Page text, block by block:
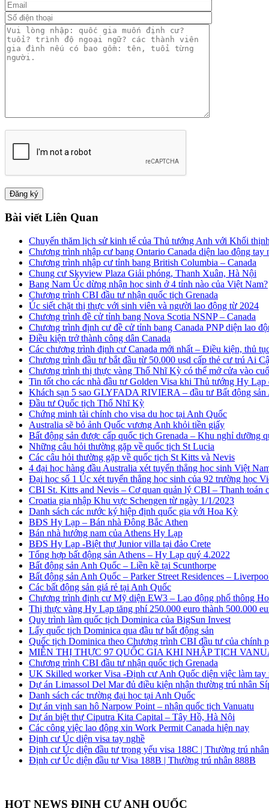
Bài viết Liên Quan
Chuyến thăm lịch sử kinh tế của Thủ tướng Anh với Khối
Chương trình nhập cư bang Ontario Canada diện lao động tay
Chương trình nhập cư tỉnh bang British Columbia – Canada
Chung cư Skyview Plaza Giải phóng, Thanh Xuân, Hà Nội
Bang Nam Úc dừng nhận học sinh ở 4 tỉnh nào của Việt Nam?
Chương trình CBI đầu tư nhận quốc tịch Grenada
Úc siết chặt thị thực với sinh viên và người lao động từ 2024
Chương trình đề cử tỉnh bang Nova Scotia NSNP – Canada
Chương trình định cư đề cử tỉnh bang Canada PNP diện lao
Điều kiện trở thành công dân Canada
Các chương trình định cư Canada mới nhất – Điều kiện, thủ
Chương trình đầu tư bắt đầu từ 50.000 usd cấp thẻ cư trú Ai
Chương trình thị thực vàng Thổ Nhĩ Kỳ có thể mở cửa vào
Tin tốt cho các nhà đầu tư Golden Visa khi Thủ tướng Hy Lạp
Khách sạn 5 sao GLYFADA RIVIERA – đầu tư Bất động sản
Đầu tư Quốc tịch Thổ Nhĩ Kỳ
Chứng minh tài chính cho visa du học tại Anh Quốc
Australia sẽ bỏ ảnh Quốc vương Anh khỏi tiền giấy
Bất động sản được cấp quốc tịch Grenada – Khu nghỉ dưỡng
Những câu hỏi thường gặp về quốc tịch St Lucia
Các câu hỏi thường gặp về quốc tịch St Kitts và Nevis
4 đại học hàng đầu Australia xét tuyển thẳng học sinh Việt
Đại học số 1 Úc xét tuyển thẳng học sinh của 92 trường học
CBI St. Kitts and Nevis – Cơ quan quản lý CBI – Thanh toán
Croatia gia nhập Khu vực Schengen từ ngày 1/1/2023
Danh sách các nước ký hiệp định quốc gia với Hoa Kỳ
BĐS Hy Lạp – Bán nhà Đông Bắc Athen
Bán nhà hướng nam của Athens Hy Lạp
BĐS Hy Lạp -Biệt thự Junior villa tại đảo Crete
Tổng hợp bất động sản Athens – Hy Lạp quý 4.2022
Bất động sản Anh Quốc – Liền kề tại Scunthorpe
Bất động sản Anh Quốc – Parker Street Residences –
Các bất động sản giá rẻ tại Anh Quốc
Chương trình định cư Mỹ diện EW3 – Lao động phổ thông
Thị thực vàng Hy Lạp tăng phí 250.000 euro thành 500.000
Quy trình làm quốc tịch Dominica của BigSun Invest
Lấy quốc tịch Dominica qua đầu tư bất động sản
Quốc tịch Dominica theo Chương trình CBI đầu tư của chính
MIỄN THỊ THỰC 97 QUỐC GIA KHI NHẬP TỊCH
Chương trình CBI đầu tư nhận quốc tịch Grenada
UK Skilled worker Visa -Định cư Anh Quốc diện việc làm tay
Dự án Limassol Del Mar đủ điều kiện nhận thường trú nhân
Danh sách các trường đại học tại Anh Quốc
Dự án vịnh san hô Narpow Point – nhận quốc tịch Vanuatu
Dự án biệt thự Ciputra Kita Capital – Tây Hồ, Hà Nội
Các công việc lao động xin Work Permit Canada hiện nay
Định cư Úc diện visa tay nghề
Định cư Úc diện đầu tư trọng yếu visa 188C | Thường trú
Định cư Úc diện đầu tư Visa 188B | Thường trú nhân 888B
HOT NEWS ĐỊNH CƯ ANH QUỐC